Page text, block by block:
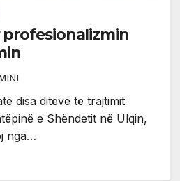
disa ditëve të trajtimit
e Shëndetit në Ulqin,
nga…